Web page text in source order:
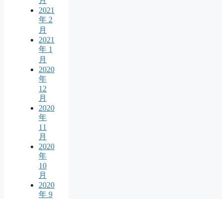
2021
年 2
月
2021
年 1
月
2020
年
12
月
2020
年
11
月
2020
年
10
月
2020
年 9